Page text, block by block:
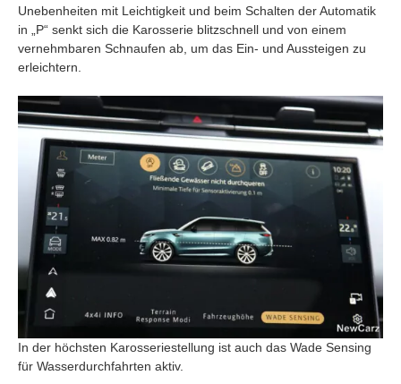
Unebenheiten mit Leichtigkeit und beim Schalten der Automatik
in „P“ senkt sich die Karosserie blitzschnell und von einem
vernehmbaren Schnaufen ab, um das Ein- und Aussteigen zu
erleichtern.
In der höchsten Karosseriestellung ist auch das Wade Sensing
für Wasserdurchfahrten aktiv.